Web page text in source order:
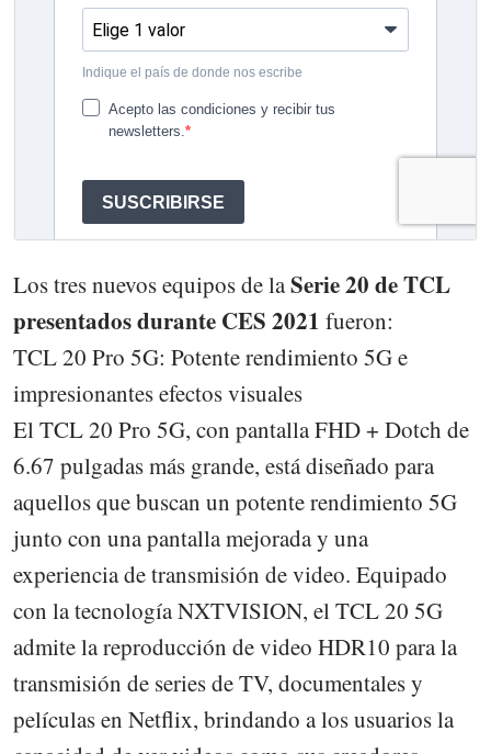
Los tres nuevos equipos de laSerie 20 de TCL
presentados durante CES 2021 fueron:
TCL 20 Pro 5G: Potente rendimiento 5G e
impresionantes efectos visuales
El TCL 20 Pro 5G, con pantalla FHD + Dotch de
6.67 pulgadas más grande, está diseñado para
aquellos que buscan un potente rendimiento 5G
junto con una pantalla mejorada y una
experiencia de transmisión de video. Equipado
con la tecnología NXTVISION, el TCL 20 5G
admite la reproducción de video HDR10 para la
transmisión de series de TV, documentales y
películas en Netflix, brindando a los usuarios la